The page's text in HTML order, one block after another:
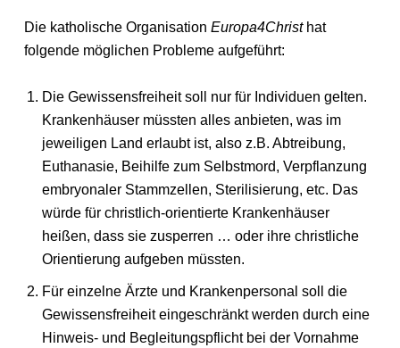
Die katholische Organisation Europa4Christhat
folgende möglichen Probleme aufgeführt:
Die Gewissensfreiheit soll nur für Individuen gelten.
Krankenhäuser müssten alles anbieten, was im
jeweiligen Land erlaubt ist, also z.B. Abtreibung,
Euthanasie, Beihilfe zum Selbstmord, Verpflanzung
embryonaler Stammzellen, Sterilisierung, etc. Das
würde für christlich-orientierte Krankenhäuser
heißen, dass sie zusperren … oder ihre christliche
Orientierung aufgeben müssten.
Für einzelne Ärzte und Krankenpersonal soll die
Gewissensfreiheit eingeschränkt werden durch eine
Hinweis- und Begleitungspflicht bei der Vornahme